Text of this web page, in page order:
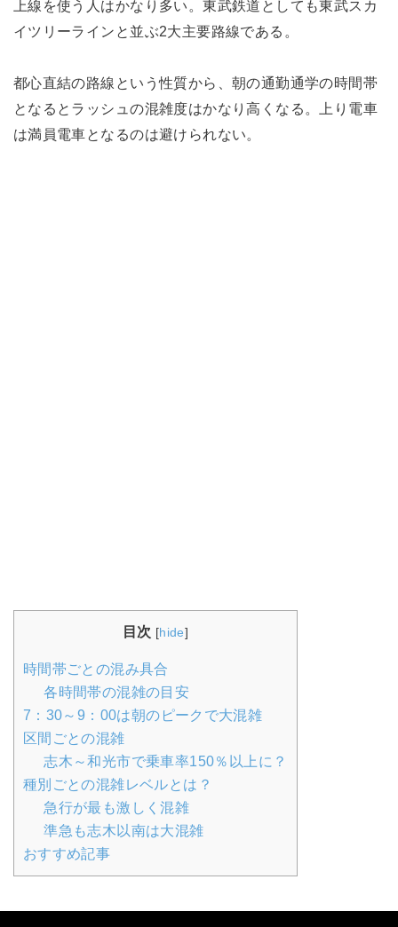
上線を使う人はかなり多い。東武鉄道としても東武スカ
イツリーラインと並ぶ2大主要路線である。
都心直結の路線という性質から、朝の通勤通学の時間帯
となるとラッシュの混雑度はかなり高くなる。上り電車
は満員電車となるのは避けられない。
目次 [hide]
時間帯ごとの混み具合
各時間帯の混雑の目安
7：30～9：00は朝のピークで大混雑
区間ごとの混雑
志木～和光市で乗車率150％以上に？
種別ごとの混雑レベルとは？
急行が最も激しく混雑
準急も志木以南は大混雑
おすすめ記事